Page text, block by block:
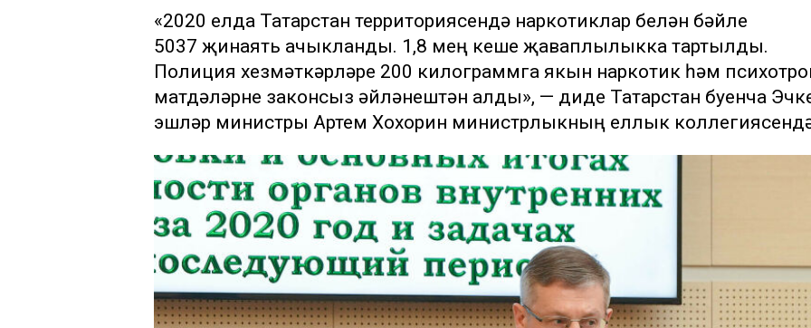
«2020 елда Татарстан территориясендә наркотиклар белән бәйле
5037 җинаять ачыкланды. 1,8 мең кеше җаваплылыкка тартылды.
Полиция хезмәткәрләре 200 килограммга якын наркотик һәм
матдәләрне законсыз әйләнештән алды», — диде Татарстан буенча
эшләр министры Артем Хохорин министрлыкның еллык